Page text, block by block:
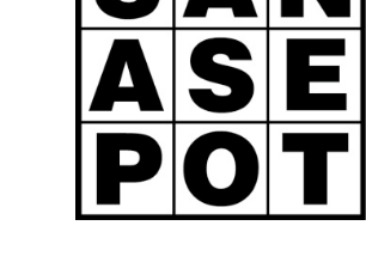
Sanasepot
ry